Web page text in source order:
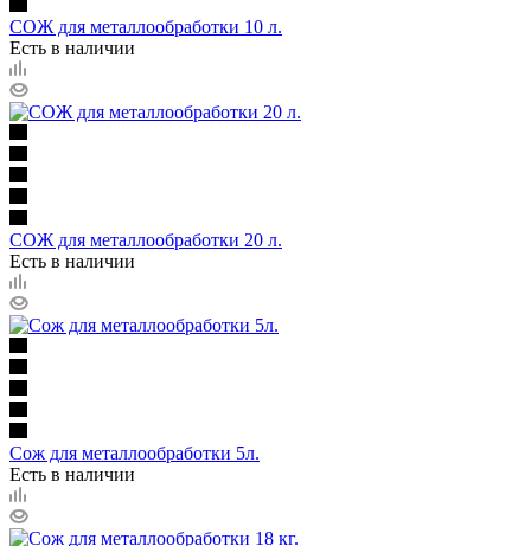
СОЖ для металлообработки 10 л.
Есть в наличии
СОЖ для металлообработки 20 л.
Есть в наличии
Сож для металлообработки 5л.
Есть в наличии